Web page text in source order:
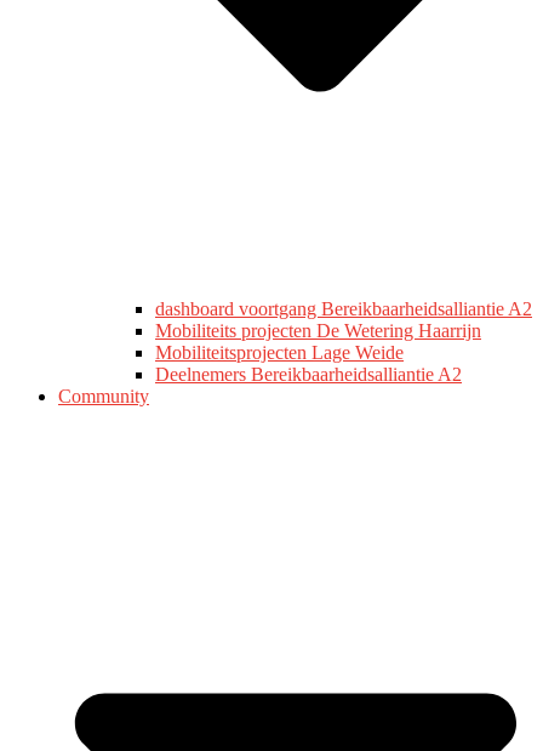
dashboard voortgang Bereikbaarheidsalliantie A2
Mobiliteits projecten De Wetering Haarrijn
Mobiliteitsprojecten Lage Weide
Deelnemers Bereikbaarheidsalliantie A2
Community